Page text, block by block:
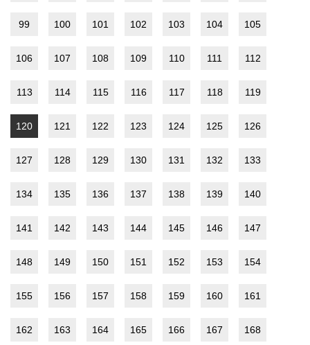
99 100 101 102 103 104 105
106 107 108 109 110 111 112
113 114 115 116 117 118 119
120 121 122 123 124 125 126
127 128 129 130 131 132 133
134 135 136 137 138 139 140
141 142 143 144 145 146 147
148 149 150 151 152 153 154
155 156 157 158 159 160 161
162 163 164 165 166 167 168